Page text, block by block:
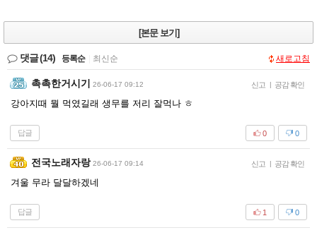
[본문 보기]
댓글(14) 등록순 최신순 새로고침
촉촉한거시기 26-06-17 09:12 신고 | 공감 확인
강아지때 뭘 먹였길래 생무를 저리 잘먹나 ㅎ
답글 0
0
전국노래자랑 26-06-17 09:14 신고 | 공감 확인
겨울 무라 달달하겠네
답글 0
1